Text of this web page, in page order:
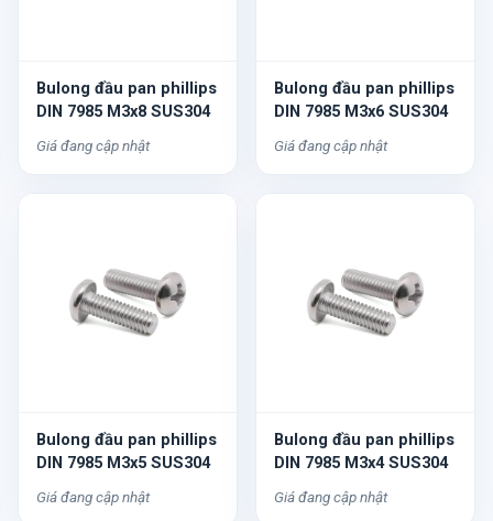
Bulong đầu pan phillips
DIN 7985 M3x8 SUS304
Giá đang cập nhật
Bulong đầu pan phillips
DIN 7985 M3x6 SUS304
Giá đang cập nhật
Bulong đầu pan phillips
DIN 7985 M3x5 SUS304
Giá đang cập nhật
Bulong đầu pan phillips
DIN 7985 M3x4 SUS304
Giá đang cập nhật